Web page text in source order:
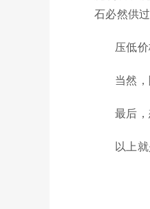
石必然供
压低
当然
最后
以上